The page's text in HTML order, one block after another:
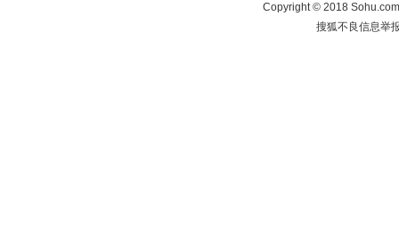
Copyright©2018
搜狐不良信息举